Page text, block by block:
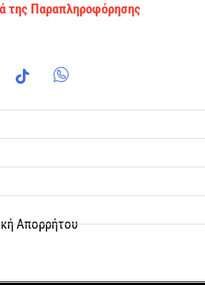
της Παραπληροφόρησης
Απορρήτου